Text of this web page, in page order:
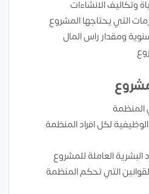
وتكاليف الانشاءات
التي يحتاجها المشروع
ومقدار راس المال
المنظمة
لكل افراد المنظمة
العاملة للمشروع
التي تحكم المنظمة